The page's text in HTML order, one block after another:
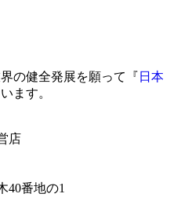
の健全発展を願って『 日本
ます。
店
40番地の1